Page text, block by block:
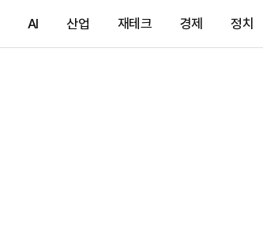
AI 산업 재테크 경제 정치